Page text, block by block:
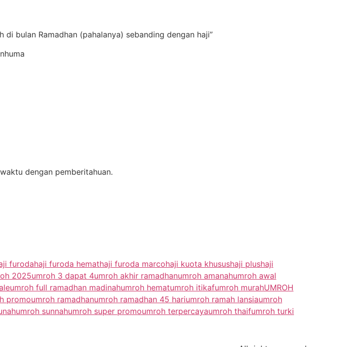
di bulan Ramadhan (pahalanya) sebanding dengan haji”
dengan pemberitahuan.
furodahaji furoda hemathaji furoda marcohaji kuota khusushaji plushaji
2025umroh 3 dapat 4umroh akhir ramadhanumroh amanahumroh awal
umroh full ramadhan madinahumroh hematumroh itikafumroh murahUMROH
promoumroh ramadhanumroh ramadhan 45 hariumroh ramah lansiaumroh
umroh sunnahumroh super promoumroh terpercayaumroh thaifumroh turki